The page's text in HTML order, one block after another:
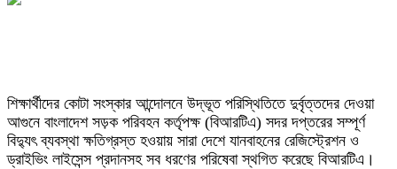
শিক্ষার্থীদের কোটা সংস্কার আন্দোলনে উদ্ভূত পরিস্থিতিতে দুর্বৃত্তদের দেওয়া
আগুনে বাংলাদেশ সড়ক পরিবহন কর্তৃপক্ষ (বিআরটিএ) সদর দপ্তরের সম্পূর্ণ
বিদ্যুৎ ব্যবস্থা ক্ষতিগ্রস্ত হওয়ায় সারা দেশে যানবাহনের রেজিস্ট্রেশন ও
ড্রাইভিং লাইসেন্স প্রদানসহ সব ধরণের পরিষেবা স্থগিত করেছে বিআরটিএ।